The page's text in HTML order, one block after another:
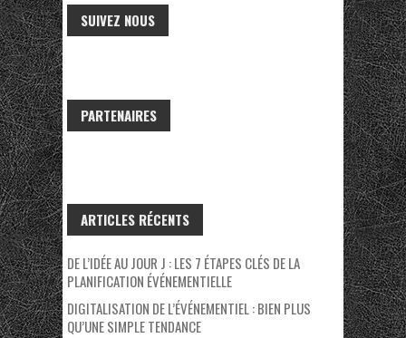
SUIVEZ NOUS
PARTENAIRES
ARTICLES RÉCENTS
DE L’IDÉE AU JOUR J : LES 7 ÉTAPES CLÉS DE LA
PLANIFICATION ÉVÉNEMENTIELLE
DIGITALISATION DE L’ÉVÉNEMENTIEL : BIEN PLUS
QU’UNE SIMPLE TENDANCE